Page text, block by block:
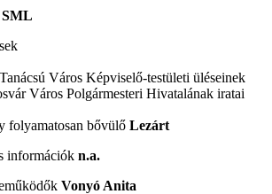
Város Képviselő-testületi üléseinek
Város Polgármesteri Hivatalának iratai
folyamatosan bővülő Lezárt
információk n.a.
Vonyó Anita